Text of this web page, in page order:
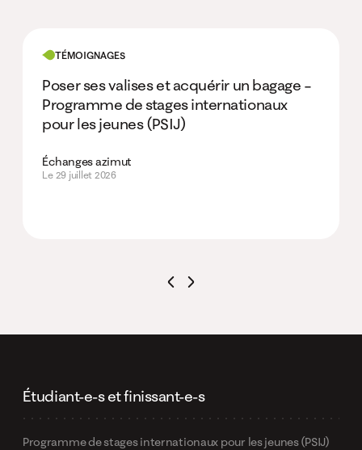
TÉMOIGNAGES
Poser ses valises et acquérir un bagage –
Programme de stages internationaux
pour les jeunes (PSIJ)
Échanges azimut
Le 29 juillet 2026
Étudiant-e-s et finissant-e-s
Programme de stages internationaux pour les jeunes (PSIJ)